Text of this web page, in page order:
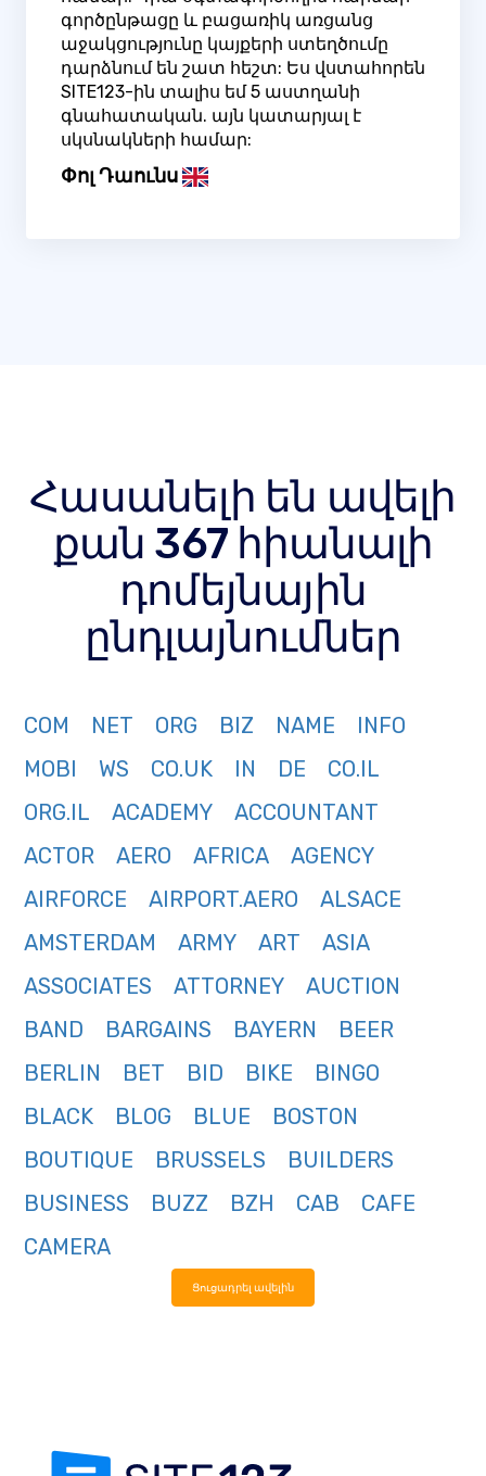
գործընթացը և բացառիկ առցանց
աջակցությունը կայքերի ստեղծումը
դարձնում են շատ հեշտ: Ես վստահորեն
SITE123-ին տալիս եմ 5 աստղանի
գնահատական. այն կատարյալ է
սկսնակների համար:
Փոլ Դաունս
Հասանելի են ավելի
քան 367 հիանալի
դոմեյնային
ընդլայնումներ
COM NET ORG BIZ NAME
INFO
MOBI
WS CO.UK IN DE
CO.IL
ORG.IL
ACADEMY
ACCOUNTANT
ACTOR
AERO AFRICA
AGENCY
AIRFORCE
AIRPORT.AERO
ALSACE
AMSTERDAM
ARMY ART
ASIA
ASSOCIATES
ATTORNEY
AUCTION
BAND
BARGAINS BAYERN
BEER
BERLIN
BET BID BIKE
BINGO
BLACK
BLOG BLUE
BOSTON
BOUTIQUE
BRUSSELS
BUILDERS
BUSINESS
BUZZ BZH CAB
CAFE
CAMERA
Ցուցադրել ավելին